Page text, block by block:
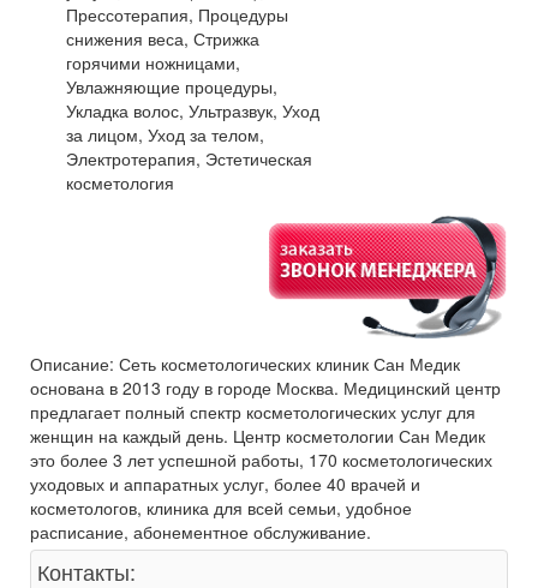
Прессотерапия, Процедуры
снижения веса, Стрижка
горячими ножницами,
Увлажняющие процедуры,
Укладка волос, Ультразвук, Уход
за лицом, Уход за телом,
Электротерапия, Эстетическая
косметология
Описание: Сеть косметологических клиник Сан Медик
основана в 2013 году в городе Москва. Медицинский центр
предлагает полный спектр косметологических услуг для
женщин на каждый день. Центр косметологии Сан Медик
это более 3 лет успешной работы, 170 косметологических
уходовых и аппаратных услуг, более 40 врачей и
косметологов, клиника для всей семьи, удобное
расписание, абонементное обслуживание.
Контакты: